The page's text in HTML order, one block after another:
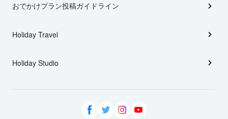
おでかけプラン投稿ガイドライン
Holiday Travel
Holiday Studio